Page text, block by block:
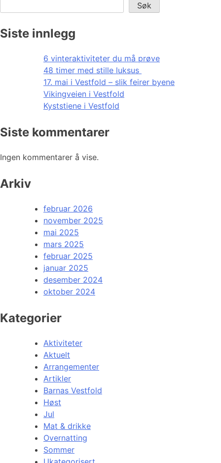
Søk
Siste innlegg
6 vinteraktiviteter du må prøve
48 timer med stille luksus
17. mai i Vestfold – slik feirer byene
Vikingveien i Vestfold
Kyststiene i Vestfold
Siste kommentarer
Ingen kommentarer å vise.
Arkiv
februar 2026
november 2025
mai 2025
mars 2025
februar 2025
januar 2025
desember 2024
oktober 2024
Kategorier
Aktiviteter
Aktuelt
Arrangementer
Artikler
Barnas Vestfold
Høst
Jul
Mat & drikke
Overnatting
Sommer